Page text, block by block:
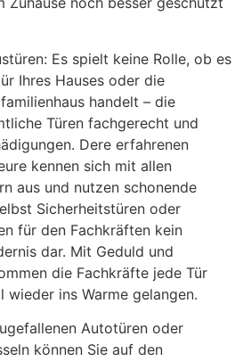
Es spielt keine Rolle, ob es
Ihres Hauses oder die
handelt – die
Türen fachgerecht und
Dere erfahrenen
kennen sich mit allen
aus und nutzen schonende
Sicherheitstüren oder
für den Fachkräften kein
dar. Mit Geduld und
die Fachkräfte jede Tür
wieder ins Warme gelangen.
Autotüren oder
können Sie auf den